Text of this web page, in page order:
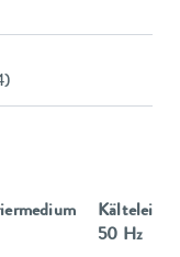
50 Hz